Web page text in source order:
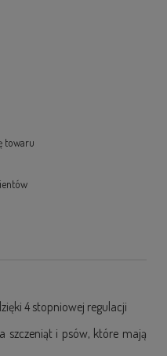
towaru
4 stopniowej regulacji
szczeniąt i psów, które mają